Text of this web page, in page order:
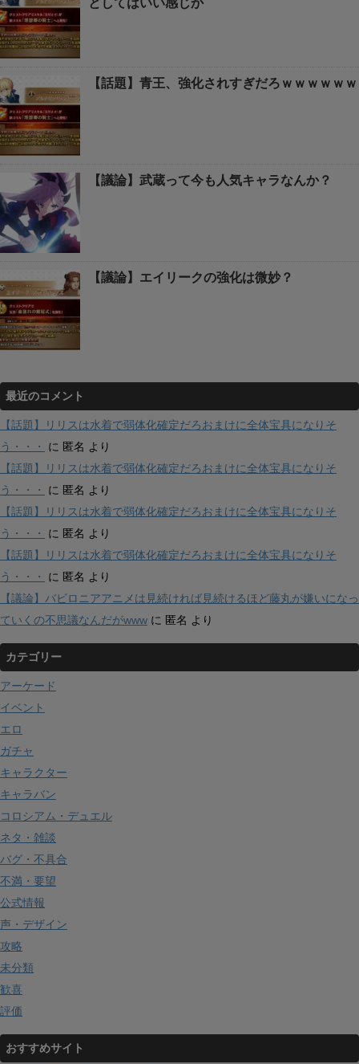
としてはいい感じか
【話題】青王、強化されすぎだろｗｗｗｗｗｗ
【議論】武蔵って今も人気キャラなんか？
【議論】エイリークの強化は微妙？
最近のコメント
【話題】リリスは水着で弱体化確定だろおまけに全体宝具になりそ
う・・・
に 匿名 より
【話題】リリスは水着で弱体化確定だろおまけに全体宝具になりそ
う・・・
に 匿名 より
【話題】リリスは水着で弱体化確定だろおまけに全体宝具になりそ
う・・・
に 匿名 より
【話題】リリスは水着で弱体化確定だろおまけに全体宝具になりそ
う・・・
に 匿名 より
【議論】バビロニアアニメは見続ければ見続けるほど藤丸が嫌いになっ
ていくの不思議なんだがwww に 匿名 より
カテゴリー
アーケード
イベント
エロ
ガチャ
キャラクター
キャラバン
コロシアム・デュエル
ネタ・雑談
バグ・不具合
不満・要望
公式情報
声・デザイン
攻略
未分類
歓喜
評価
おすすめサイト